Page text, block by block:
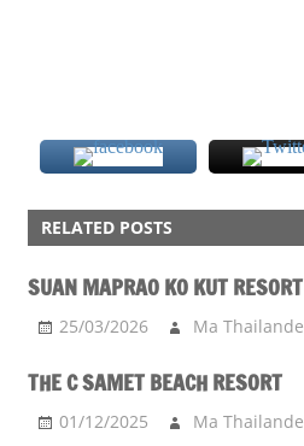
MAI
HOTEL
NORD
RELATED POSTS
SUAN MAPRAO KO KUT RESORT
25/03/2026 Ma Thailande
THE C SAMET BEACH RESORT
01/12/2025 Ma Thailande